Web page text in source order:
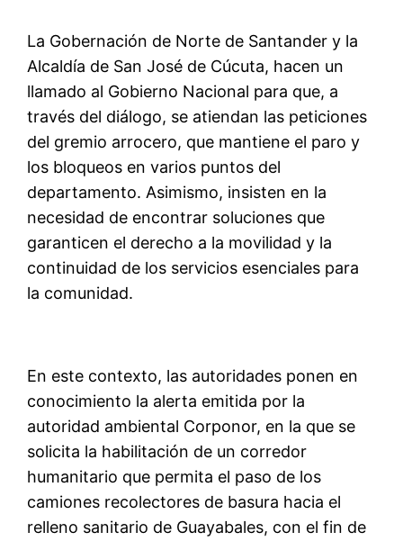
La Gobernación de Norte de Santander y la
Alcaldía de San José de Cúcuta, hacen un
llamado al Gobierno Nacional para que, a
través del diálogo, se atiendan las peticiones
del gremio arrocero, que mantiene el paro y
los bloqueos en varios puntos del
departamento. Asimismo, insisten en la
necesidad de encontrar soluciones que
garanticen el derecho a la movilidad y la
continuidad de los servicios esenciales para
la comunidad.
En este contexto, las autoridades ponen en
conocimiento la alerta emitida por la
autoridad ambiental Corponor, en la que se
solicita la habilitación de un corredor
humanitario que permita el paso de los
camiones recolectores de basura hacia el
relleno sanitario de Guayabales, con el fin de